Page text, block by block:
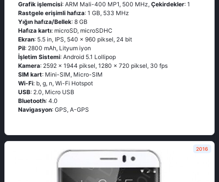
Grafik işlemcisi: ARM Mali-400 MP1, 500 MHz, Çekirdekler: 1
Rastgele erişimli hafıza: 1 GB, 533 MHz
Yığın hafıza/Bellek: 8 GB
Hafıza kartı: microSD, microSDHC
Ekran: 5.5 in, IPS, 540 x 960 piksel, 24 bit
Pil: 2800 mAh, Lityum iyon
İşletim Sistemi: Android 5.1 Lollipop
Kamera: 2592 x 1944 piksel, 1280 x 720 piksel, 30 fps
SIM kart: Mini-SIM, Micro-SIM
Wi-Fi: b, g, n, Wi-Fi Hotspot
USB: 2.0, Micro USB
Bluetooth: 4.0
Navigasyon: GPS, A-GPS
2016